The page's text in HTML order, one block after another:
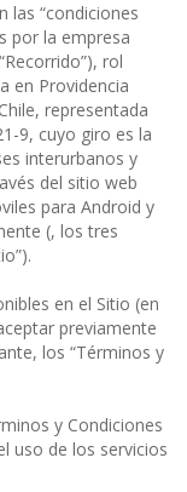
las “condiciones
por la empresa
rol
en Providencia
representada
9, cuyo giro es la
interurbanos y
del sitio web
para Android y
(, los tres
en el Sitio (en
previamente
los “Términos y
y Condiciones
uso de los servicios